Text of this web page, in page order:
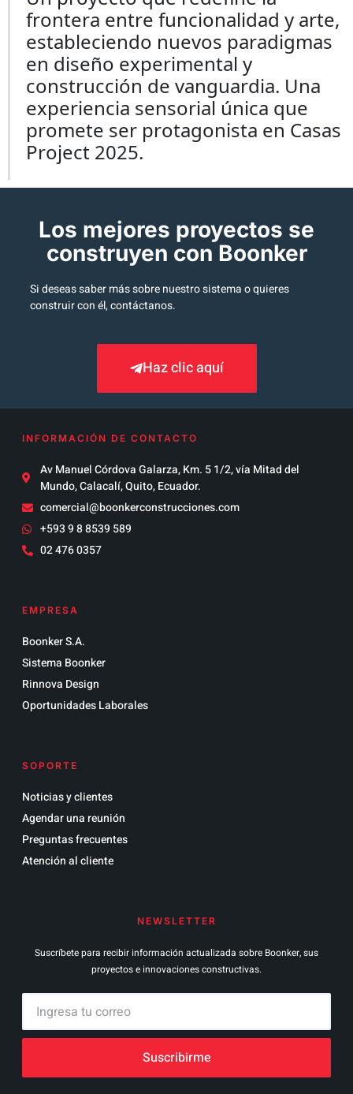
frontera entre funcionalidad y arte,
estableciendo nuevos paradigmas
en diseño experimental y
construcción de vanguardia. Una
experiencia sensorial única que
promete ser protagonista en Casas
Project 2025.
Los mejores proyectos se
construyen con Boonker
Si deseas saber más sobre nuestro sistema o quieres
construir con él, contáctanos.
Haz clic aquí
INFORMACIÓN DE CONTACTO
Av Manuel Córdova Galarza, Km. 5 1/2, vía Mitad del
Mundo, Calacalí, Quito, Ecuador.
comercial@boonkerconstrucciones.com
+593 9 8 8539 589
02 476 0357
EMPRESA
Boonker S.A.
Sistema Boonker
Rinnova Design
Oportunidades Laborales
SOPORTE
Noticias y clientes
Agendar una reunión
Preguntas frecuentes
Atención al cliente
NEWSLETTER
Suscríbete para recibir información actualizada sobre Boonker, sus
proyectos e innovaciones constructivas.
Suscribirme